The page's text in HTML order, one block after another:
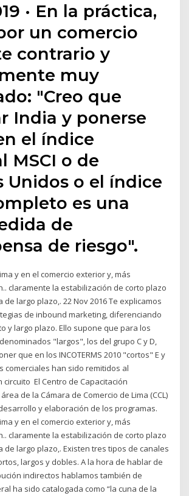
· En la práctica,
un comercio
contrario y
muy
"Creo que
India y ponerse
el índice
MSCI o de
Unidos o el índice
es una
de
de riesgo".
y en el comercio exterior y, más
claramente la estabilización de corto plazo
de largo plazo,. 22 Nov 2016 Te explicamos
de inbound marketing, diferenciando
y largo plazo. Ello supone que para los
denominados "largos", los del grupo C y D,
que en los INCOTERMS 2010 "cortos" E y
comerciales han sido remitidos al
circuito El Centro de Capacitación
de la Cámara de Comercio de Lima (CCL)
y elaboración de los programas.
y en el comercio exterior y, más
claramente la estabilización de corto plazo
de largo plazo,. Existen tres tipos de canales
largos y dobles. A la hora de hablar de
indirectos hablamos también de
ha sido catalogada como “la cuna de la